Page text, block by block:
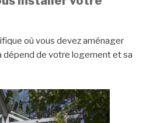
où vous devez aménager
dépend de votre logement et sa